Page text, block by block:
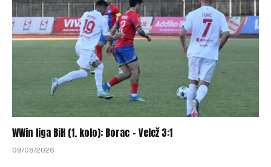
WWin liga BiH (1. kolo): Borac – Velež 3:1
09/08/2026